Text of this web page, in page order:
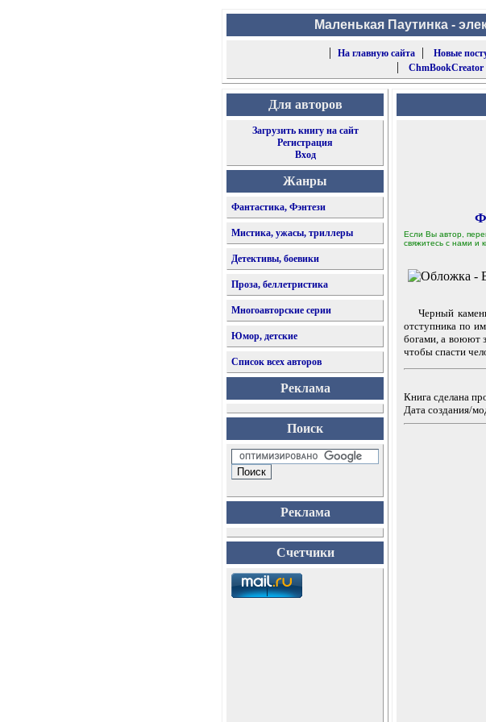
Маленькая Паутинка -
|
На главную сайта| Новые
|
ChmBookCreator
Для авторов
Загрузить книгу на сайт
Регистрация
Вход
Жанры
Фантастика, Фэнтези
Мистика, ужасы, триллеры
Детективы, боевики
Проза, беллетристика
Многоавторские серии
Юмор, детские
Список всех авторов
Реклама
Поиск
Реклама
Счетчики
Если Вы автор,
свяжитесь с нами и
Черный
отступника по
богами, а воюют
чтобы спасти
Книга сделана
Дата создания/